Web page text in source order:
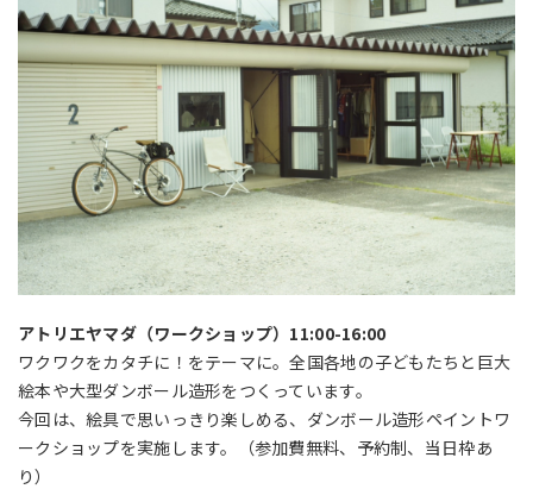
アトリエヤマダ（ワークショップ）11:00-16:00
ワクワクをカタチに！をテーマに。全国各地の子どもたちと巨大
絵本や大型ダンボール造形をつくっています。
今回は、絵具で思いっきり楽しめる、ダンボール造形ペイントワ
ークショップを実施します。（参加費無料、予約制、当日枠あ
り）